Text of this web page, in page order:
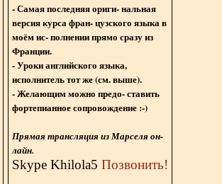
- Самая последняя ориги- нальная
версия курса фран- цузского языка в
моём ис- полнении прямо сразу из
Франции.
- Уроки английского языка,
исполнитель тот же (см. выше).
- Желающим можно предо- ставить
фортепианное сопровождение :-)
Прямая трансляция из Марселя он-
лайн.
Skype Khilola5 Позвонить!